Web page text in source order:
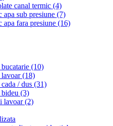
canal termic (4)
apa sub presiune (7)
apa fara presiune (16)
(10)
lavoar(18)
/ dus (31)
(3)
lavoar(2)